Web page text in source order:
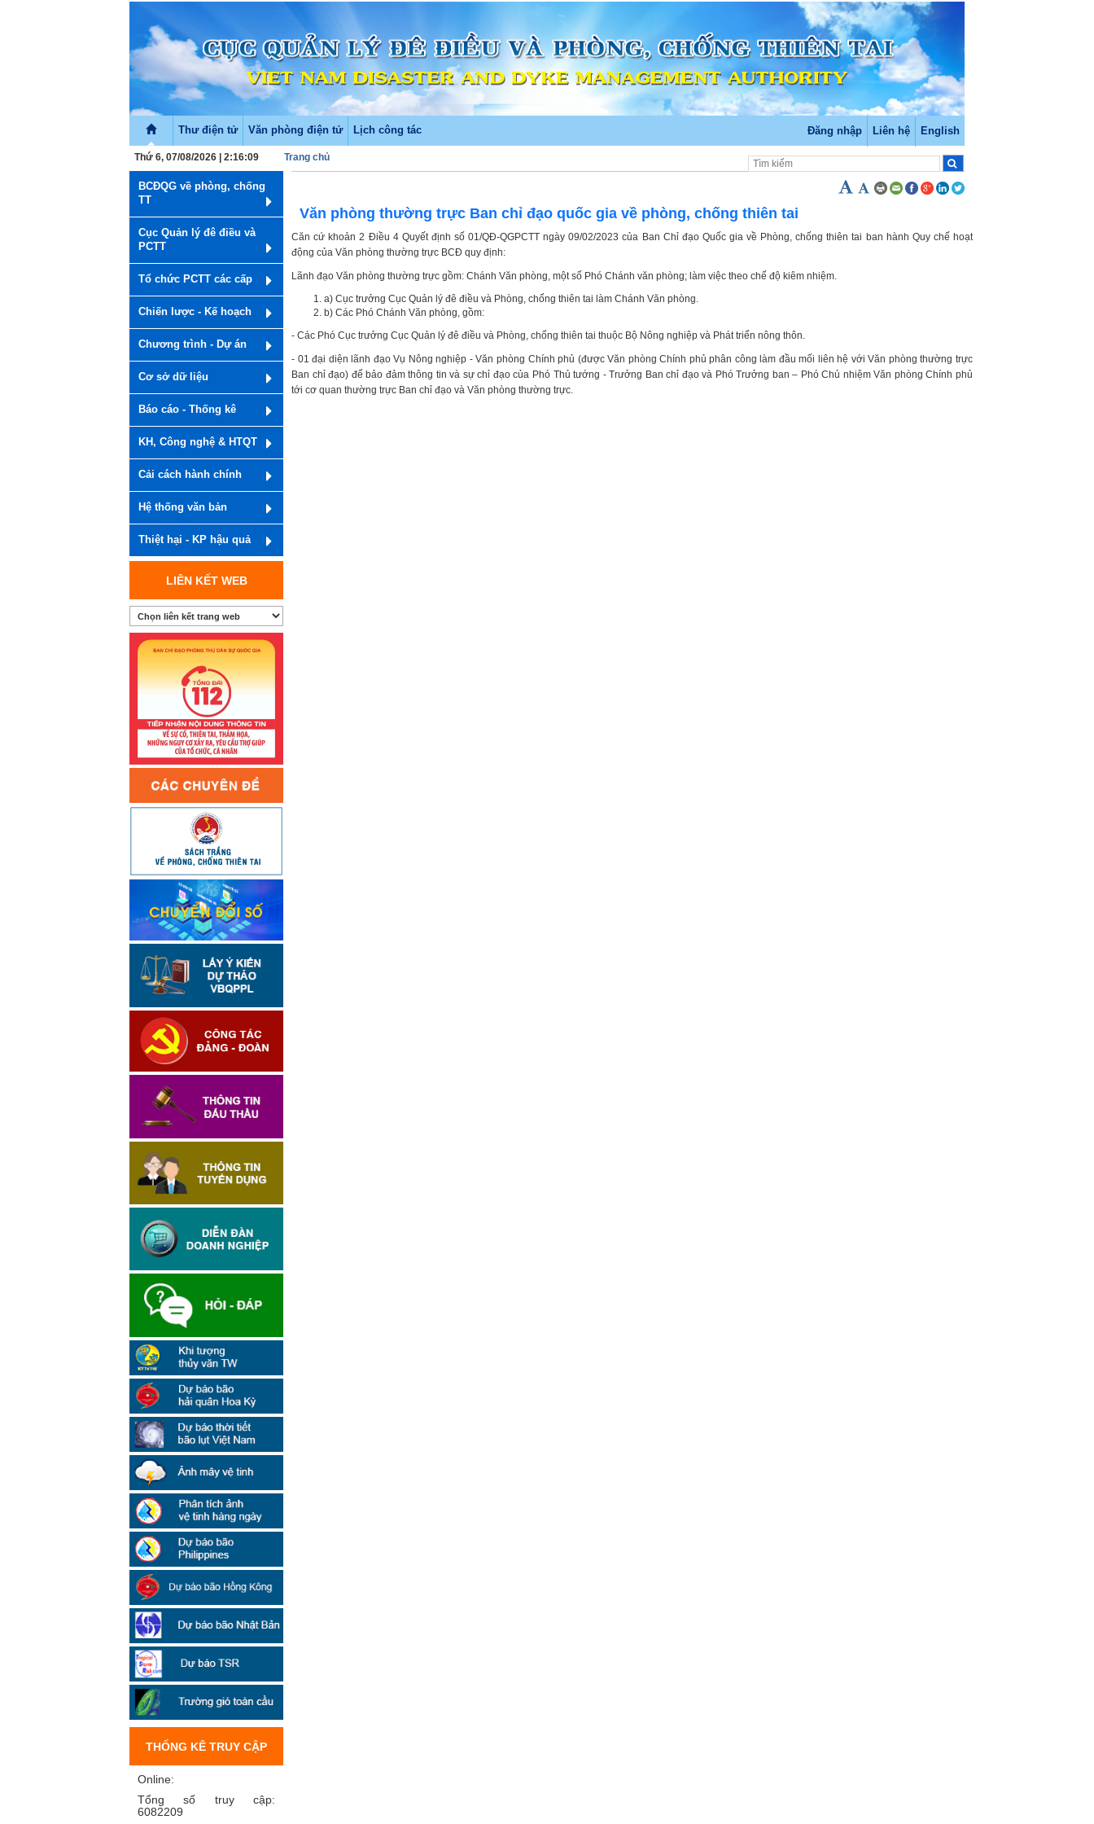
Thư điện tử Văn phòng điện tử Lịch công tác Đăng nhập Liên hệ English
Thứ 6, 07/08/2026 | 2:16:09 Trang chủ
BCĐQG về phòng, chống
TT
Cục Quản lý đê điều và
PCTT
Tổ chức PCTT các cấp
Chiến lược - Kế hoạch
Chương trình - Dự án
Cơ sở dữ liệu
Báo cáo - Thống kê
KH, Công nghệ & HTQT
Cải cách hành chính
Hệ thống văn bản
Thiệt hại - KP hậu quả
LIÊN KẾT WEB
THỐNG KÊ TRUY CẬP
Online:
Tổng số truy cập:
6082209
Văn phòng thường trực Ban chỉ đạo quốc gia về phòng, chống thiên tai
Căn cứ khoản 2 Điều 4 Quyết định số 01/QĐ-QGPCTT ngày 09/02/2023 của Ban Chỉ đạo Quốc gia về Phòng, chống thiên tai ban hành Quy chế hoạt
động của Văn phòng thường trực BCĐ quy định:
Lãnh đạo Văn phòng thường trực gồm: Chánh Văn phòng, một số Phó Chánh văn phòng; làm việc theo chế độ kiêm nhiệm.
a) Cục trưởng Cục Quản lý đê điều và Phòng, chống thiên tai làm Chánh Văn phòng.
b) Các Phó Chánh Văn phòng, gồm:
- Các Phó Cục trưởng Cục Quản lý đê điều và Phòng, chống thiên tai thuộc Bộ Nông nghiệp và Phát triển nông thôn.
- 01 đại diện lãnh đạo Vụ Nông nghiệp - Văn phòng Chính phủ (được Văn phòng Chính phủ phân công làm đầu mối liên hệ với Văn phòng thường trực
Ban chỉ đạo) để bảo đảm thông tin và sự chỉ đạo của Phó Thủ tướng - Trưởng Ban chỉ đạo và Phó Trưởng ban – Phó Chủ nhiệm Văn phòng Chính phủ
tới cơ quan thường trực Ban chỉ đạo và Văn phòng thường trực.